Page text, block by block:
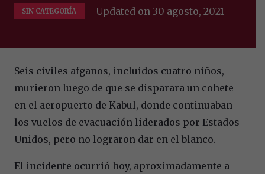
SIN CATEGORÍA Updated on 30 agosto, 2021
Seis civiles afganos, incluidos cuatro niños,
murieron luego de que se disparara un cohete
en el aeropuerto de Kabul, donde continuaban
los vuelos de evacuación liderados por Estados
Unidos, pero no lograron dar en el blanco.
El incidente ocurrió hoy, aproximadamente a